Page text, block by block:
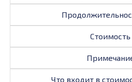
Стоимость
Что входит в